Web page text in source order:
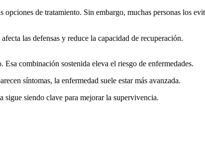
de tratamiento. Sin embargo, muchas personas los
las defensas y reduce la capacidad de recuperación.
combinación sostenida eleva el riesgo de enfermedades.
síntomas, la enfermedad suele estar más avanzada.
sigue siendo clave para mejorar la supervivencia.